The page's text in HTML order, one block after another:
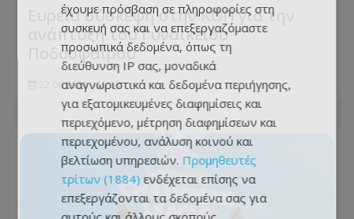
Ευρεία σύσκεψη στην ΚΟΠ για την
ανάπτυξη του Γυναικείου
Ποδοσφαίρου
22.06.2026 - 15:58
έχουμε πρόσβαση σε πληροφορίες στη
συσκευή σας και να επεξεργαζόμαστε
προσωπικά δεδομένα, όπως τη
διεύθυνση IP σας, μοναδικά
αναγνωριστικά και δεδομένα περιήγησης,
για εξατομικευμένες διαφημίσεις και
περιεχόμενο, μέτρηση διαφημίσεων και
περιεχομένου, ανάλυση κοινού και
βελτίωση υπηρεσιών. Προμηθευτές
τρίτων (1884) ενδέχεται επίσης να
επεξεργάζονται τα δεδομένα σας για